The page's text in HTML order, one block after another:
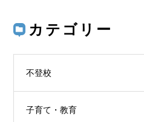
カテゴリー
不登校
子育て・教育